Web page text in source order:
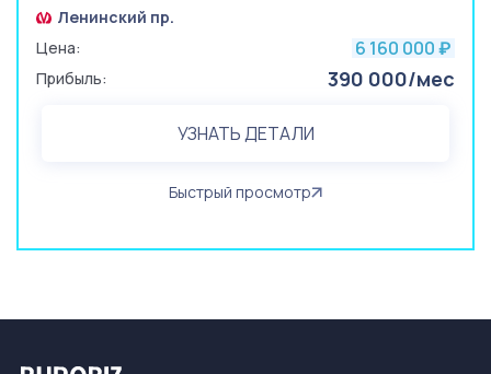
Ленинский пр.
Цена:
6 160 000 ₽
Прибыль: 390 000/мес
УЗНАТЬ ДЕТАЛИ
Быстрый просмотр